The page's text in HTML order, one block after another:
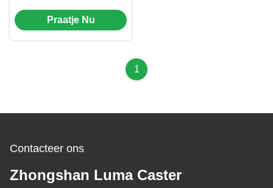
wielwielen enkel 4"
remmen stijf draaiend
Praatje Nu
1
Contacteer ons
Zhongshan Luma Caster